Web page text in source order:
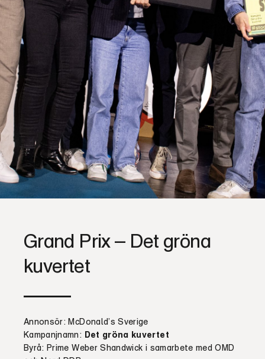
Grand Prix – Det gröna
kuvertet
Annonsör: McDonald’s Sverige
Kampanjnamn: Det gröna kuvertet
Byrå: Prime Weber Shandwick i samarbete med OMD